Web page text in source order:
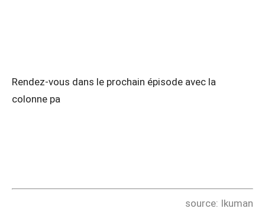
Rendez-vous dans le prochain épisode avec la
colonne pa
source: Ikuman